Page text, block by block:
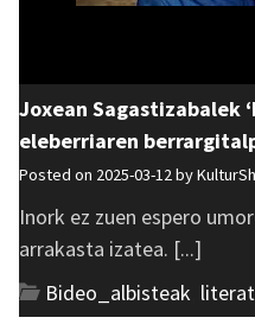
Joxean Sagastizabalek
eleberriaren
Posted on 2025-03-12 by
Inork ez zuen espero
arrakasta izatea. [...]
Bideo_albisteak